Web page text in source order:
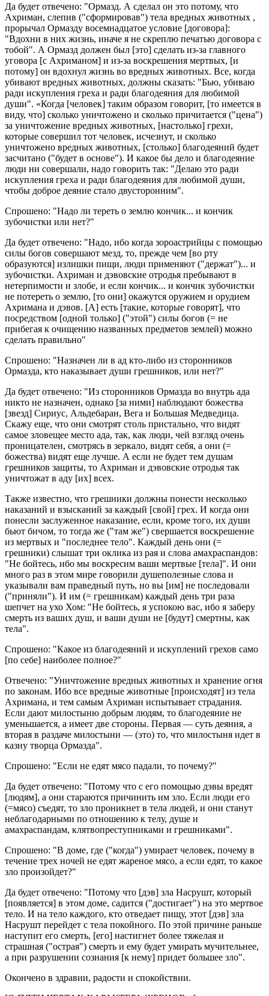
Да будет отвечено: "Ормазд. А сделал он это потому, что
Ахриман, слепив ("сформировав") тела вредных животных ,
прорычал Ормазду восемнадцатое условие [договора]:
"Вдохни в них жизнь, иначе я не скреплю печатью договора с
тобой". А Ормазд должен был [это] сделать из-за главного
уговора [с Ахриманом] и из-за воскрешения мертвых, [и
потому] он вдохнул жизнь во вредных животных. Все, когда
убивают вредных животных, должны сказать: "Бью, убиваю
ради искупления греха и ради благодеяния для любимой
души". «Когда [человек] таким образом говорит, [то имеется в
виду, что] сколько уничтожено и сколько причитается ("цена")
за уничтожение вредных животных, [настолько] грехи,
которые совершил тот человек, исчезнут, и сколько
уничтожено вредных животных, [столько] благодеяний будет
засчитано ("будет в основе"). И какое бы дело и благодеяние
люди ни совершали, надо говорить так: "Делаю это ради
искупления греха и ради благодеяния для любимой души,
чтобы доброе деяние стало двусторонним".
Спрошено: "Надо ли тереть о землю кончик... и кончик
зубочистки или нет?"
Да будет отвечено: "Надо, ибо когда зороастрийцы с помощью
силы богов совершают мезд, то, прежде чем [во рту
образуются] излишки пищи, люди применяют ("держат")... и
зубочистки. Ахриман и дэвовские отродья пребывают в
нетерпимости и злобе, и если кончик... и кончик зубочистки
не потереть о землю, [то они] окажутся оружием и орудием
Ахримана и дэвов. [А] есть [такие, которые говорят], что
посредством [одной только] ("этой") силы богов (= не
прибегая к очищению названных предметов землей) можно
сделать правильно"
Спрошено: "Назначен ли в ад кто-либо из сторонников
Ормазда, кто наказывает души грешников, или нет?"
Да будет отвечено: "Из сторонников Ормазда во внутрь ада
никто не назначен, однако [за ними] наблюдают божества
[звезд] Сириус, Альдебаран, Вега и Большая Медведица.
Скажу еще, что они смотрят столь пристально, что видят
самое зловещее место ада, так, как люди, чей взгляд очень
проницателен, смотрясь в зеркало, видят себя, а они (=
божества) видят еще лучше. А если не будет тем душам
грешников защиты, то Ахриман и дэвовские отродья так
уничтожат в аду [их] всех.
Также известно, что грешники должны понести несколько
наказаний и взысканий за каждый [свой] грех. И когда они
понесли заслуженное наказание, если, кроме того, их души
бьют бичом, то тогда же ("там же") свершается воскрешение
из мертвых и "последнее тело". Каждый день они (=
грешники) слышат три оклика из рая и слова амахраспандов:
"Не бойтесь, ибо мы воскресим ваши мертвые [тела]". И они
много раз в этом мире говорили душеполезные слова и
указывали вам праведный путь, но вы [им] не последовали
("приняли"). И им (= грешникам) каждый день три раза
шепчет на ухо Хом: "Не бойтесь, я успокою вас, ибо я заберу
смерть из ваших душ, и ваши души не [будут] смертны, как
тела".
Спрошено: "Какое из благодеяний и искуплений грехов само
[по себе] наиболее полное?"
Отвечено: "Уничтожение вредных животных и хранение огня
по законам. Ибо все вредные животные [происходят] из тела
Ахримана, и тем самым Ахриман испытывает страдания.
Если дают милостыню добрым людям, то благодеяние не
уменьшается, а имеет две стороны. Первая — суть деяния, а
вторая в раздаче милостыни — (это) то, что милостыня идет в
казну творца Ормазда".
Спрошено: "Если не едят мясо падали, то почему?"
Да будет отвечено: "Потому что с его помощью дэвы вредят
[людям], а они стараются причинить им зло. Если люди его
(=мясо) съедят, то зло проникнет в тела людей, и они станут
неблагодарными по отношению к телу, душе и
амахраспандам, клятвопреступниками и грешниками".
Спрошено: "В доме, где ("когда") умирает человек, почему в
течение трех ночей не едят жареное мясо, а если едят, то какое
зло произойдет?"
Да будет отвечено: "Потому что [дэв] зла Насрушт, который
[появляется] в этом доме, садится ("достигает") на это мертвое
тело. И на тело каждого, кто отведает пищу, этот [дэв] зла
Насрушт перейдет с тела покойного. По этой причине раньше
наступит его смерть, [его] настигнет более тяжелая и
страшная ("острая") смерть и ему будет умирать мучительнее,
а при разрушении сознания [к нему] придет большее зло".
Окончено в здравии, радости и спокойствии.